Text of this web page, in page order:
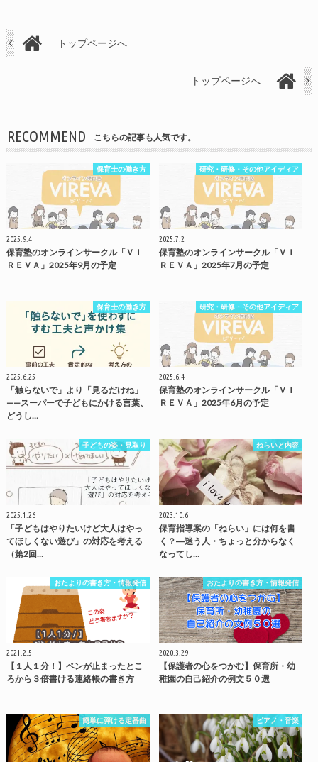
トップページへ
トップページへ
RECOMMEND こちらの記事も人気です。
保育士の働き方
2025.9.4
保育塾のオンラインサークル「ＶＩ
ＲＥＶＡ」2025年9月の予定
研究・研修・その他アイディア
2025.7.2
保育塾のオンラインサークル「ＶＩ
ＲＥＶＡ」2025年7月の予定
保育士の働き方
2025.6.25
「触らないで」より「見るだけね」
——スーパーで子どもにかける言葉、
どうし…
研究・研修・その他アイディア
2025.6.4
保育塾のオンラインサークル「ＶＩ
ＲＥＶＡ」2025年6月の予定
子どもの姿・見取り
2025.1.26
「子どもはやりたいけど大人はやっ
てほしくない遊び」の対応を考える
（第2回…
ねらいと内容
2023.10.6
保育指導案の「ねらい」には何を書
く？―迷う人・ちょっと分からなく
なってし…
おたよりの書き方・情報発信
2021.2.5
【１人１分！】ペンが止まったとこ
ろから３倍書ける連絡帳の書き方
おたよりの書き方・情報発信
2020.3.29
【保護者の心をつかむ】保育所・幼
稚園の自己紹介の例文５０選
簡単に弾ける定番曲 ピアノ・音楽